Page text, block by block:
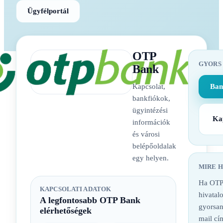
Ügyfélportál
OTP
Bank
Kapcsolat,
bankfiókok,
ügyintézési
információk
és városi
belépőoldalak
egy helyen.
KAPCSOLATI ADATOK
A legfontosabb OTP Bank
elérhetőségek
MIRE
Ha
mail